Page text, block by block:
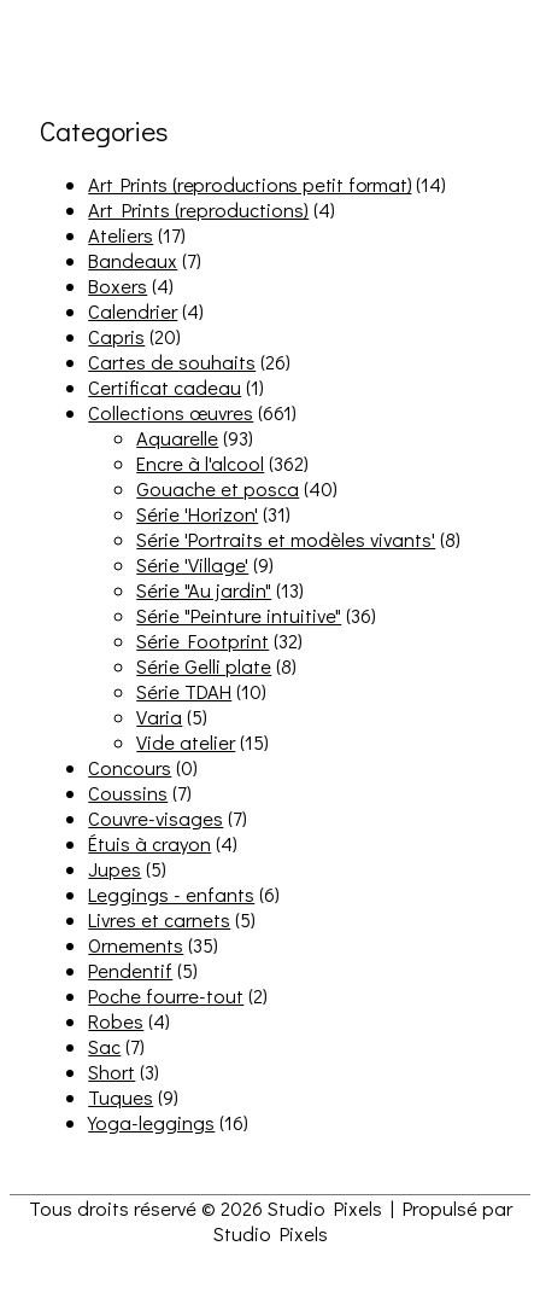
Categories
Art Prints (reproductions petit format) (14)
Art Prints (reproductions) (4)
Ateliers (17)
Bandeaux (7)
Boxers (4)
Calendrier(4)
Capris (20)
Cartes de souhaits (26)
Certificat cadeau (1)
Collections œuvres (661)
Aquarelle (93)
Encre à l'alcool (362)
Gouache et posca (40)
Série 'Horizon' (31)
Série 'Portraits et modèles vivants' (8)
Série 'Village' (9)
Série "Au jardin" (13)
Série "Peinture intuitive" (36)
Série Footprint (32)
Série Gelli plate (8)
Série TDAH (10)
Varia (5)
Vide atelier(15)
Concours (0)
Coussins (7)
Couvre-visages (7)
Étuis à crayon (4)
Jupes (5)
Leggings - enfants (6)
Livres et carnets (5)
Ornements (35)
Pendentif (5)
Poche fourre-tout (2)
Robes (4)
Sac (7)
Short (3)
Tuques (9)
Yoga-leggings (16)
Tous droits réservé © 2026 Studio Pixels | Propulsé par
Studio Pixels